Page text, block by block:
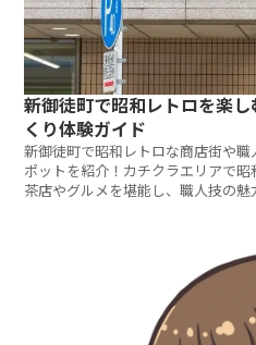
新御徒町で昭和レトロを楽
くり体験ガイド
新御徒町で昭和レトロな商店街や
ポットを紹介！カチクラエリアで
茶店やグルメを堪能し、職人技の